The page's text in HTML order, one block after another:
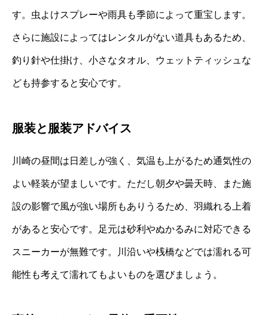
す。虫よけスプレーや雨具も季節によって重宝します。
さらに施設によってはレンタルがない道具もあるため、
釣り針や仕掛け、小さなタオル、ウェットティッシュな
ども持参すると安心です。
服装と服装アドバイス
川崎の昼間は日差しが強く、気温も上がるため通気性の
よい軽装が望ましいです。ただし朝夕や曇天時、また施
設の影響で風が強い場所もありうるため、羽織れる上着
があると安心です。足元は砂利やぬかるみに対応できる
スニーカーが無難です。川沿いや桟橋などでは濡れる可
能性も考えて濡れてもよいものを選びましょう。